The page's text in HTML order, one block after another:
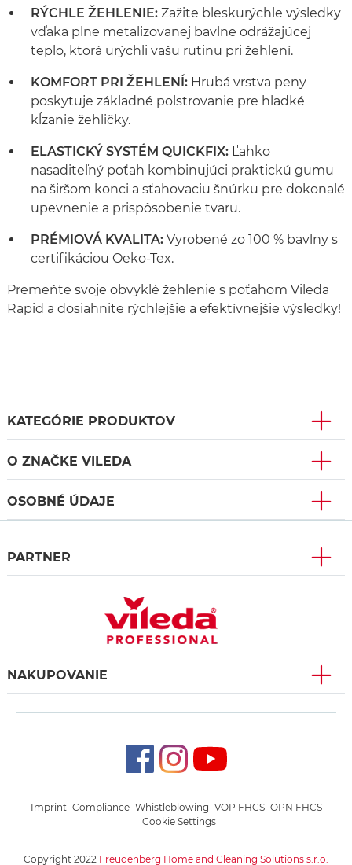
RÝCHLE ŽEHLENIE: Zažite bleskurýchle výsledky
vďaka plne metalizovanej bavlne odrážajúcej
teplo, ktorá urýchli vašu rutinu pri žehlení.
KOMFORT PRI ŽEHLENÍ: Hrubá vrstva peny
poskytuje základné polstrovanie pre hladké
kĺzanie žehličky.
ELASTICKÝ SYSTÉM QUICKFIX: Ľahko
nasaditeľný poťah kombinujúci praktickú gumu
na širšom konci a sťahovaciu šnúrku pre dokonalé
upevnenie a prispôsobenie tvaru.
PRÉMIOVÁ KVALITA: Vyrobené zo 100 % bavlny s
certifikáciou Oeko-Tex.
Premeňte svoje obvyklé žehlenie s poťahom Vileda
Rapid a dosiahnite rýchlejšie a efektívnejšie výsledky!
KATEGÓRIE PRODUKTOV
O ZNAČKE VILEDA
OSOBNÉ ÚDAJE
PARTNER
NAKUPOVANIE
Copyright 2022 Freudenberg Home and Cleaning Solutions s.r.o.
Imprint Compliance Whistleblowing VOP FHCS OPN FHCS
Cookie Settings